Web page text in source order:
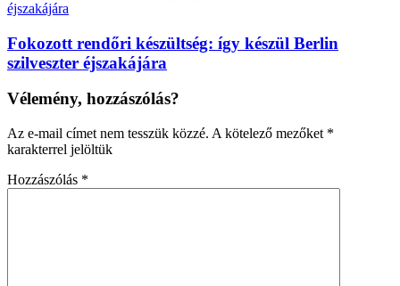
Fokozott rendőri készültség: így készül Berlin
szilveszter éjszakájára
Vélemény, hozzászólás?
Az e-mail címet nem tesszük közzé. A kötelező mezőket *
karakterrel jelöltük
Hozzászólás *